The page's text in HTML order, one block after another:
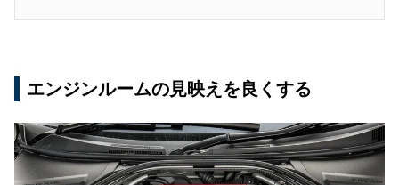
エンジンルームの見映えを良くする